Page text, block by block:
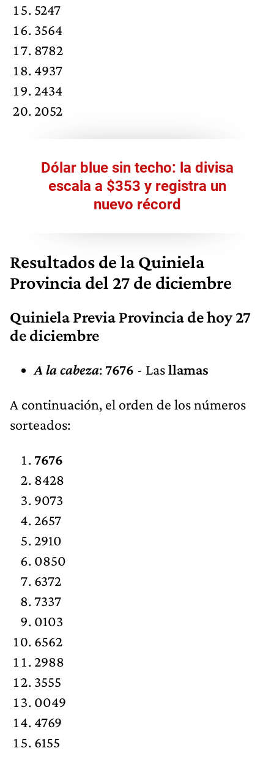
5247
3564
8782
4937
2434
2052
Dólar blue sin techo: la divisa
escala a $353 y registra un
nuevo récord
Resultados de la Quiniela
Provincia del 27 de diciembre
Quiniela Previa Provincia de hoy 27
de diciembre
A la cabeza: 7676 - Lasllamas
A continuación, el orden de los números
sorteados:
7676
8428
9073
2657
2910
0850
6372
7337
0103
6562
2988
3555
0049
4769
6155